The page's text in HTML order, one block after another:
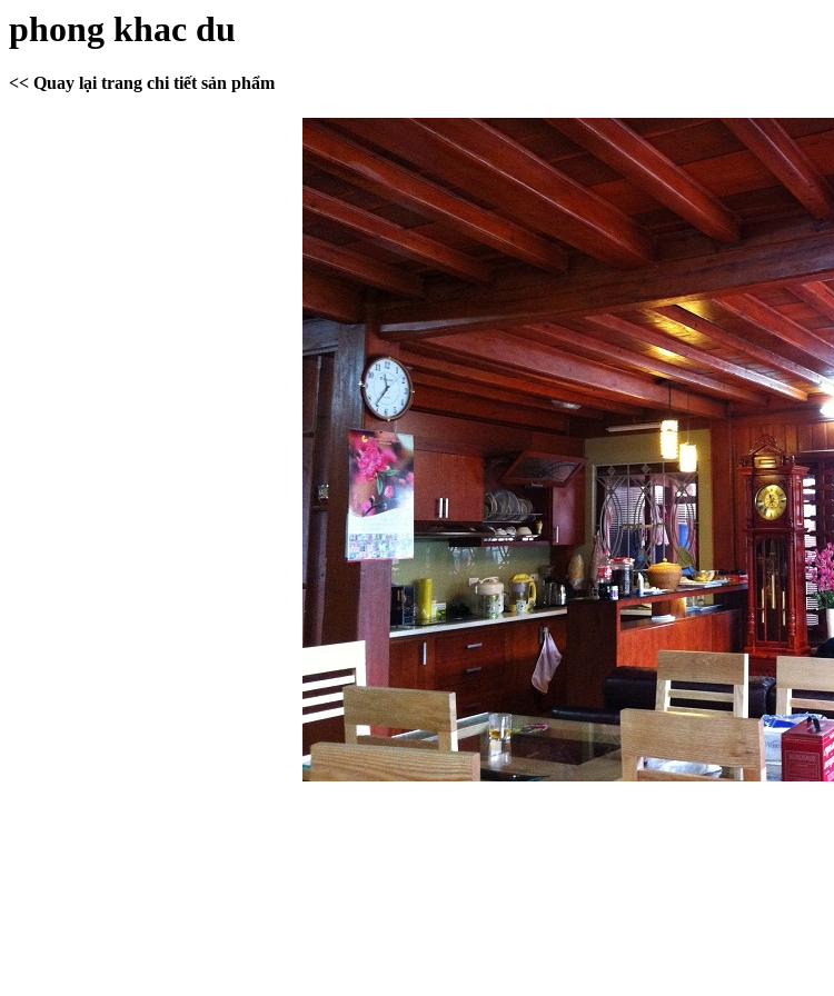
phong khac du
<< Quay lại trang chi tiết sản phẩm